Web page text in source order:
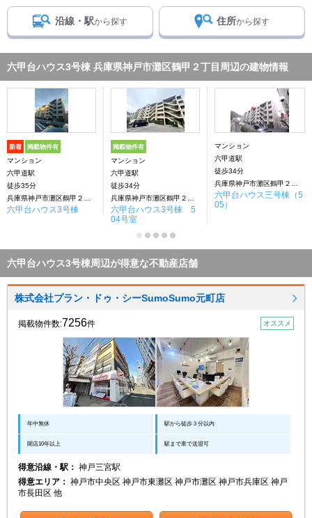
沿線・駅から探す 住所から探す
六甲台ハウス3号棟 兵庫県神戸市灘区鶴甲２丁目周辺の建物情報
新着 掲載物件有
マンション
六甲道駅
徒歩35分
六甲台ハウス3号棟
掲載物件有
マンション
六甲道駅
徒歩34分
六甲台ハウス3号棟 5
04号室
マンション
六甲道駅
徒歩34分
六甲台ハウス三号棟（5
05）
六甲台ハウス3号棟周辺が得意な不動産店舗
株式会社プラン・ドゥ・シーSumoSumo元町店
掲載物件数:7256件 オススメ
年中無休 駅から徒歩３分以内
開店10年以上 駅まで車で送迎可
得意沿線・駅： 神戸三宮駅
得意エリア： 神戸市中央区 神戸市東灘区 神戸市灘区 神戸市兵庫区 神戸
市長田区 他